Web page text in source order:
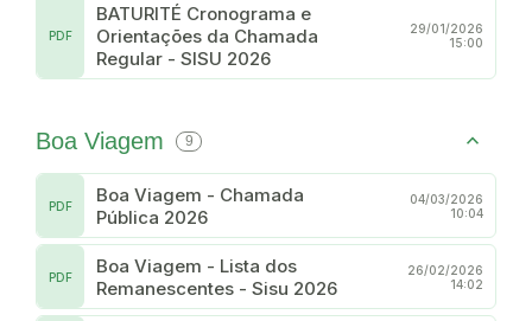
BATURITÉ Cronograma e
Orientações da Chamada
Regular - SISU 2026
PDF
29/01/2026
15:00
Boa Viagem 9
Boa Viagem - Chamada
Pública 2026
PDF
04/03/2026
10:04
Boa Viagem - Lista dos
Remanescentes - Sisu 2026
PDF
26/02/2026
14:02